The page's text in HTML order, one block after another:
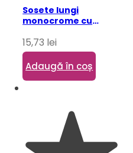
Sosete lungi
monocrome cu
alb 6-7 ani
15,73 lei
Adaugă în coș